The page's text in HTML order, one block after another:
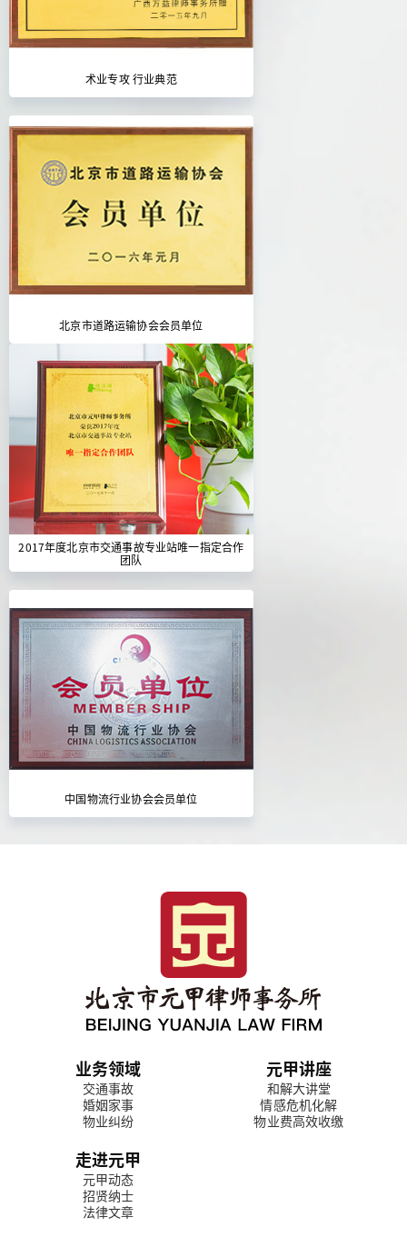
术业专攻 行业典范
北京市道路运输协会会员单位
2017年度北京市交通事故专业站唯一指定合作
团队
中国物流行业协会会员单位
业务领域
交通事故
婚姻家事
物业纠纷
元甲讲座
和解大讲堂
情感危机化解
物业费高效收缴
走进元甲
元甲动态
招贤纳士
法律文章